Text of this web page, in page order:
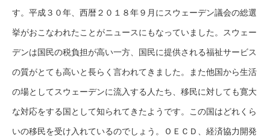
す。平成３０年、西暦２０１８年９月にスウェーデン議会の総選
挙がおこなわれたことがニュースにもなっていました。スウェー
デンは国民の税負担が高い一方、国民に提供される福祉サービス
の質がとても高いと長らく言われてきました。また他国から生活
の場としてスウェーデンに流入する人たち、移民に対しても寛大
な対応をする国として知られてきたようです。この国はどれくら
いの移民を受け入れているのでしょう。ＯＥＣＤ、経済協力開発